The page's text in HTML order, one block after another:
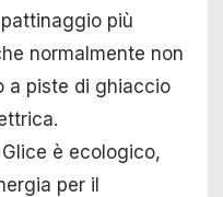
più
normalmente non
a piste di ghiaccio
è ecologico,
per il